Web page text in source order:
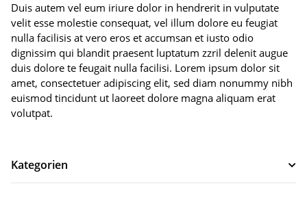
Duis autem vel eum iriure dolor in hendrerit in vulputate
velit esse molestie consequat, vel illum dolore eu feugiat
nulla facilisis at vero eros et accumsan et iusto odio
dignissim qui blandit praesent luptatum zzril delenit augue
duis dolore te feugait nulla facilisi. Lorem ipsum dolor sit
amet, consectetuer adipiscing elit, sed diam nonummy nibh
euismod tincidunt ut laoreet dolore magna aliquam erat
volutpat.
Kategorien